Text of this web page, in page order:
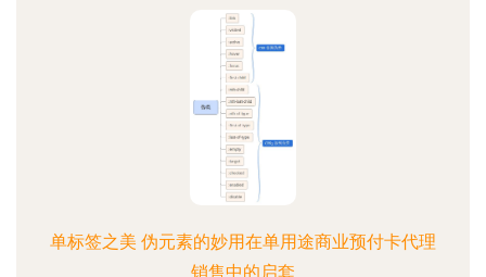
单标签之美 伪元素的妙用在单用途商业预付卡代理
销售中的启套